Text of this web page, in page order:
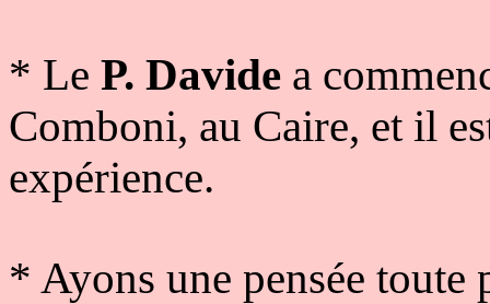
* Le P. Davide a
Comboni, au Caire, et il
expérience.
* Ayons une pensée